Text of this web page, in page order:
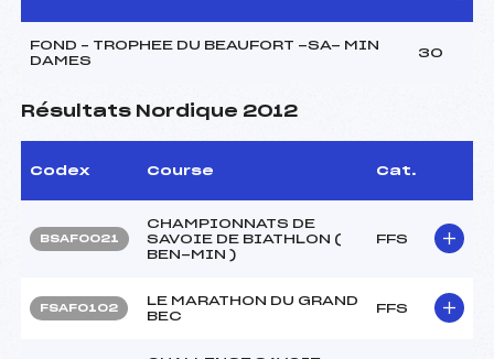
FOND – TROPHEE DU BEAUFORT -SA- MIN
DAMES
30
Résultats Nordique 2012
Codex Course Cat.
BSAF0021
CHAMPIONNATS DE
SAVOIE DE BIATHLON (
BEN-MIN )
FFS
FSAF0102
LE MARATHON DU GRAND
BEC
FFS